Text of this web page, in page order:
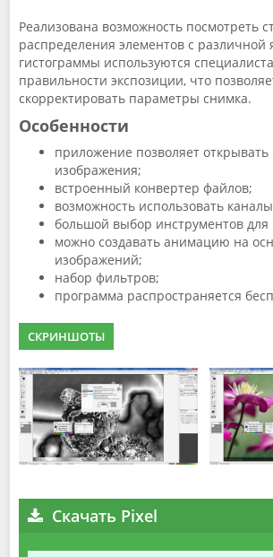
Реализована возможность посмотреть
распределения элементов с различной
гистограммы используются
правильности экспозиции, что
скорректировать параметры снимка.
Особенности
приложение позволяет открывать
изображения;
встроенный конвертер файлов;
возможность использовать
большой выбор инструментов для
можно создавать анимацию на
изображений;
набор фильтров;
программа распространяется
СКРИНШОТЫ
Скачать Pixel